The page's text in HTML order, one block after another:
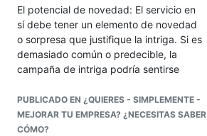
correcto... entra en juego la herramienta
GWC:
• Get it: ¿Entiende el rol?
• Want it: ¿Desea realmente ese rol?
• Capacity to do it: ¿Tiene la capacidad
desempeñarlo bien?
Y atención, porque una persona puede
El potencial de novedad: El servicio en
sí debe tener un elemento de novedad
o sorpresa que justifique la intriga. Si es
demasiado común o predecible, la
campaña de intriga podría sentirse
Muestra beneficios gradualmente
revelados: Aunque la campaña inicial se
centre en el misterio, eventualmente
PUBLICADO EN ¿QUIERES - SIMPLEMENTE -
MEJORAR TU EMPRESA? ¿NECESITAS SABER
CÓMO?